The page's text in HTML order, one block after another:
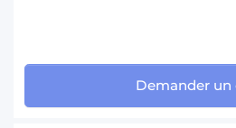
Demander un